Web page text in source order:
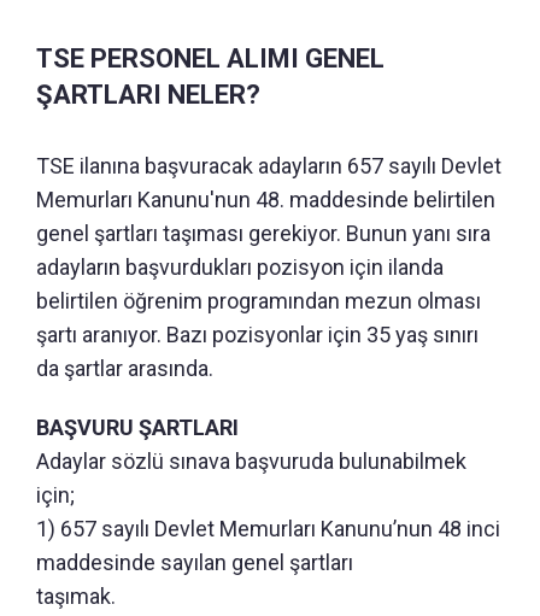
TSE PERSONEL ALIMI GENEL
ŞARTLARI NELER?
TSE ilanına başvuracak adayların 657 sayılı Devlet
Memurları Kanunu'nun 48. maddesinde belirtilen
genel şartları taşıması gerekiyor. Bunun yanı sıra
adayların başvurdukları pozisyon için ilanda
belirtilen öğrenim programından mezun olması
şartı aranıyor. Bazı pozisyonlar için 35 yaş sınırı
da şartlar arasında.
BAŞVURU ŞARTLARI
Adaylar sözlü sınava başvuruda bulunabilmek
için;
1) 657 sayılı Devlet Memurları Kanunu’nun 48 inci
maddesinde sayılan genel şartları
taşımak.